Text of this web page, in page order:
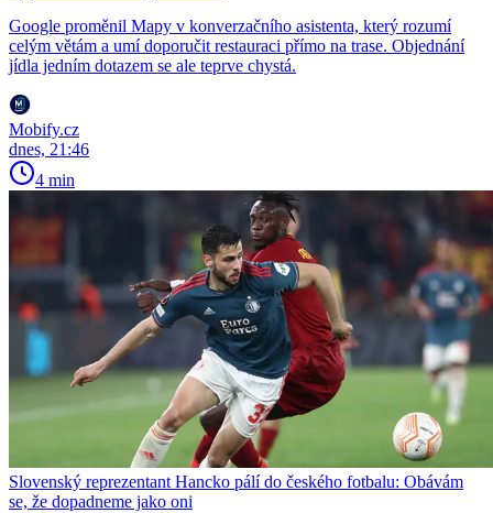
Google proměnil Mapy v konverzačního asistenta, který rozumí
celým větám a umí doporučit restauraci přímo na trase. Objednání
jídla jedním dotazem se ale teprve chystá.
Mobify.cz
dnes, 21:46
4 min
Slovenský reprezentant Hancko pálí do českého fotbalu: Obávám
se, že dopadneme jako oni